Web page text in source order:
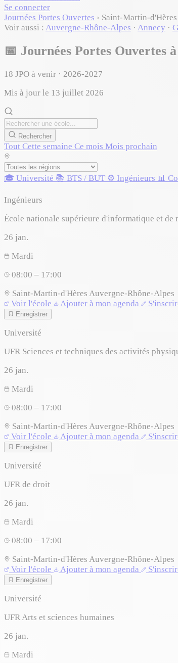
Se connecter
Journées Portes Ouvertes › Saint-Martin-d'Hères
Voir aussi : Auvergne-Rhône-Alpes · Annecy ·
📅 Journées Portes Ouvertes
18 JPO à venir · 2026-2027
Mis à jour le 13 juillet 2026
Rechercher
Tout Cette semaine Ce mois Mois prochain
🎓 Université 📚 BTS / BUT ⚙️ Ingénieurs 📊
Ingénieurs
École nationale supérieure d'informatique et
26 jan.
Mardi
08:00 – 17:00
Saint-Martin-d'Hères Auvergne-Rhône-Alpes
Voir l'école
Ajouter à mon agenda
Enregistrer
Université
UFR Sciences et techniques des activités
26 jan.
Mardi
08:00 – 17:00
Saint-Martin-d'Hères Auvergne-Rhône-Alpes
Voir l'école
Ajouter à mon agenda
Enregistrer
Université
UFR de droit
26 jan.
Mardi
08:00 – 17:00
Saint-Martin-d'Hères Auvergne-Rhône-Alpes
Voir l'école
Ajouter à mon agenda
Enregistrer
Université
UFR Arts et sciences humaines
26 jan.
Mardi